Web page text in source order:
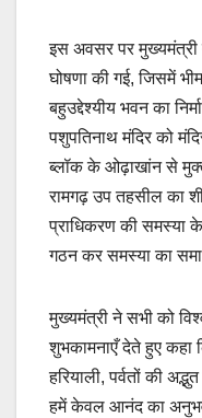
इस अवसर पर मुख्यमंत्री
घोषणा की गई, जिसमें
बहुउद्देश्यीय भवन का
पशुपतिनाथ मंदिर को
ब्लॉक के ओढ़ाखांन से
रामगढ़ उप तहसील का
प्राधिकरण की समस्या
गठन कर समस्या का
मुख्यमंत्री ने सभी को
शुभकामनाएँ देते हुए कहा
हरियाली, पर्वतों की
हमें केवल आनंद का अनुभव